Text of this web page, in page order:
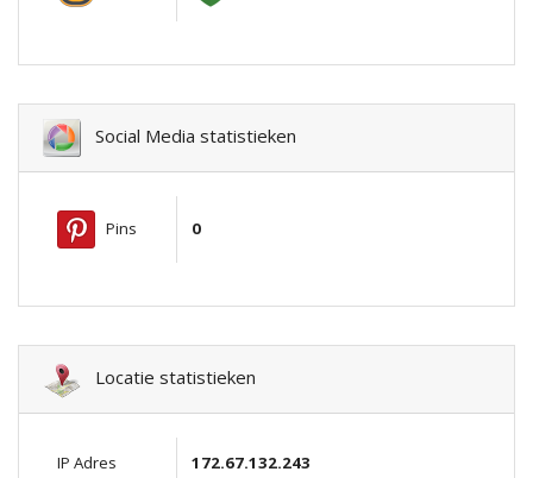
Social Media statistieken
Pins 0
Locatie statistieken
IP Adres 172.67.132.243